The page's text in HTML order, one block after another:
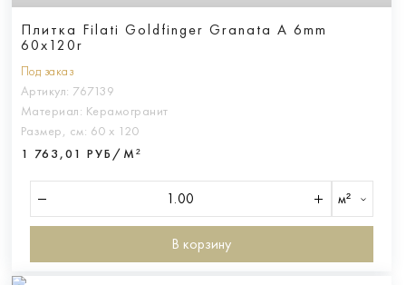
Плитка Filati Goldfinger Granata A 6mm
60x120r
Под заказ
Артикул: 767139
Материал: Керамогранит
Размер, см: 60 х 120
1 763,01 РУБ/М²
м²
В корзину